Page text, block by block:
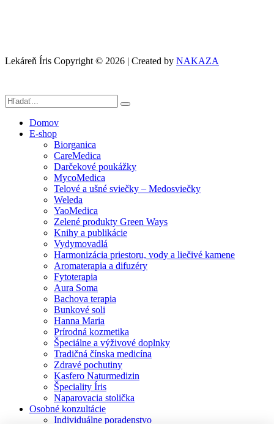
Lekáreň Íris Copyright © 2026 | Created by NAKAZA
Domov
E-shop
Biorganica
CareMedica
Darčekové poukážky
MycoMedica
Telové a ušné sviečky – Medosviečky
Weleda
YaoMedica
Zelené produkty Green Ways
Knihy a publikácie
Vydymovadlá
Harmonizácia priestoru, vody a liečivé kamene
Aromaterapia a difuzéry
Fytoterapia
Aura Soma
Bachova terapia
Bunkové soli
Hanna Maria
Prírodná kozmetika
Špeciálne a výživové doplnky
Tradičná čínska medicína
Zdravé pochutiny
Kasfero Naturmedizin
Špeciality Íris
Naparovacia stolička
Osobné konzultácie
Individuálne poradenstvo